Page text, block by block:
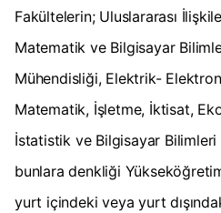
Fakültelerin; Uluslararası
Matematik ve Bilgisayar
Mühendisliği, Elektrik-
Matematik, İşletme, İktisat,
İstatistik ve Bilgisayar
bunlara denkliği
yurt içindeki veya yurt